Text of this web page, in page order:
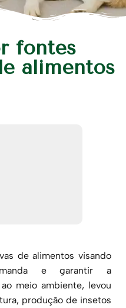
fontes
alimentos
de alimentos visando
e garantir a
meio ambiente, levou
produção de insetos